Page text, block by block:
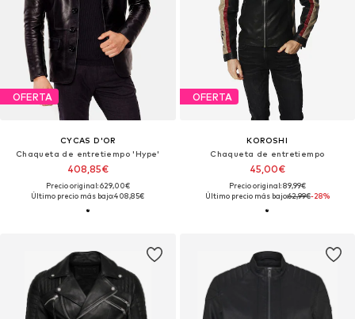
OFERTA
CYCAS D'OR
Chaqueta de entretiempo 'Hype'
408,85€
Precio original: 629,00€
Último precio más bajo:408,85€
OFERTA
KOROSHI
Chaqueta de entretiempo
45,00€
Precio original: 89,99€
Último precio más bajo:62,99€-28%